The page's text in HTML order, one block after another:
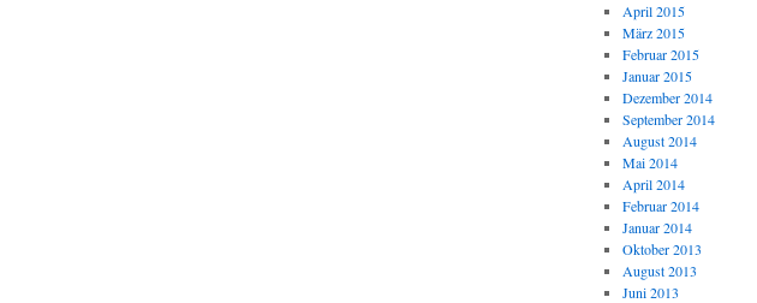
April 2015
März 2015
Februar 2015
Januar 2015
Dezember 2014
September 2014
August 2014
Mai 2014
April 2014
Februar 2014
Januar 2014
Oktober 2013
August 2013
Juni 2013